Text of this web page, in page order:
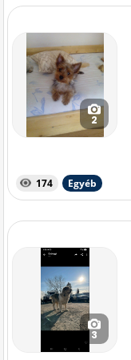
2
174 Egyéb
3